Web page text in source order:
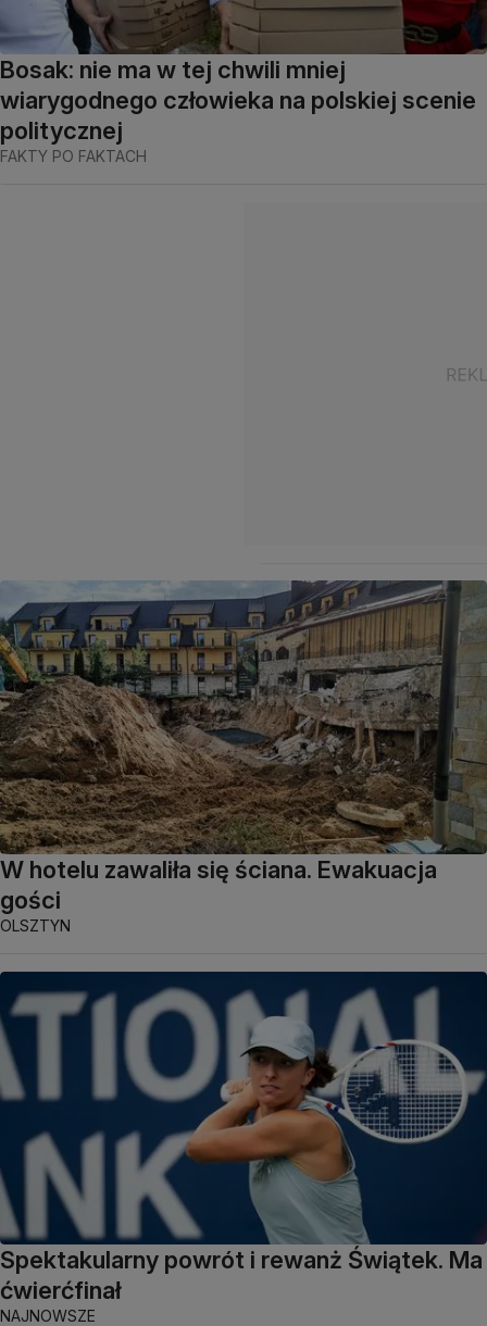
Bosak: nie ma w tej chwili mniej
wiarygodnego człowieka na polskiej scenie
politycznej
FAKTY PO FAKTACH
W hotelu zawaliła się ściana. Ewakuacja
gości
OLSZTYN
Spektakularny powrót i rewanż Świątek. Ma
ćwierćfinał
NAJNOWSZE